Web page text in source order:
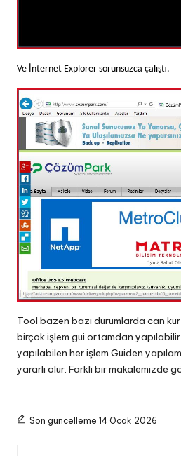
Ve İnternet Explorer sorunsuzca çalıştı.
Tool bazen bazı durumlarda can
birçok işlem gui ortamdan
yapılabilen her işlem Guiden
yararlı olur. Farklı bir makalemizde
Son güncelleme 14 Ocak 2026